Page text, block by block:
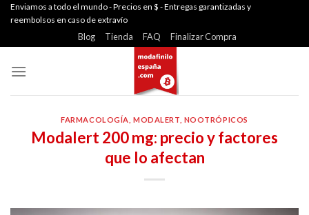
SkipEnviamos a todo el mundo - Precios en $ - Entregas garantizadas y
reembolsos en caso de extravío
Blog Tienda FAQ Finalizar Compra
FARMACOLOGÍA ,MODALERT NOOTRÓPICOS
Modalert 200 mg: precio y factores
que lo afectan